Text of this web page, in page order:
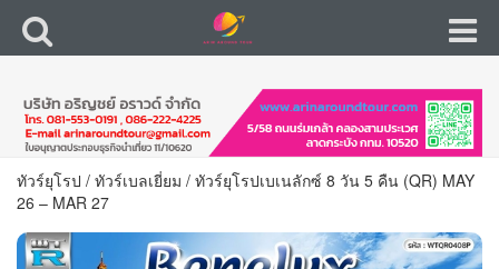
ทัวร์ยุโรป / ทัวร์เบลเยี่ยม / ทัวร์ยุโรปเบเนลักซ์ 8 วัน 5 คืน (QR) MAY
26 – MAR 27